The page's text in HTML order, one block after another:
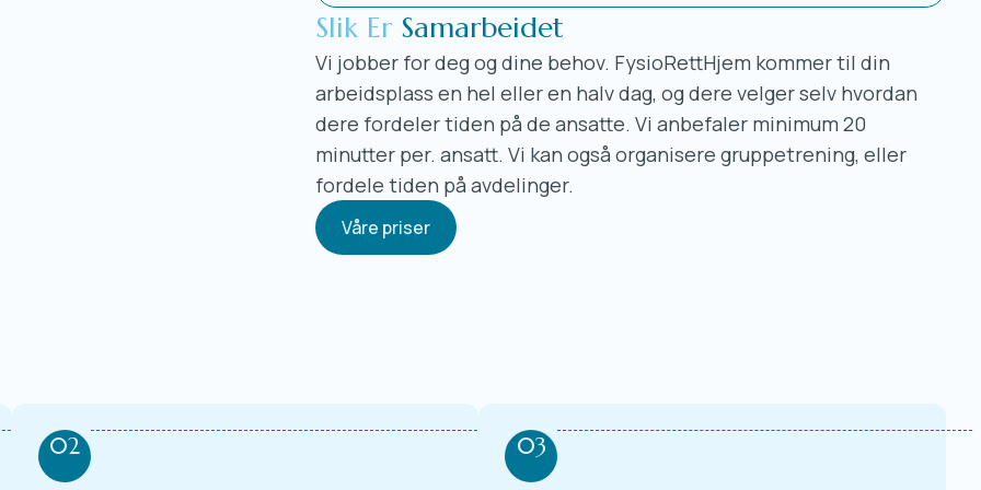
Slik Er Samarbeidet
Vi jobber for deg og dine behov. FysioRettHjem kommer til din
arbeidsplass en hel eller en halv dag, og dere velger selv hvordan
dere fordeler tiden på de ansatte. Vi anbefaler minimum 20
minutter per. ansatt. Vi kan også organisere gruppetrening, eller
fordele tiden på avdelinger.
Våre priser
02 03